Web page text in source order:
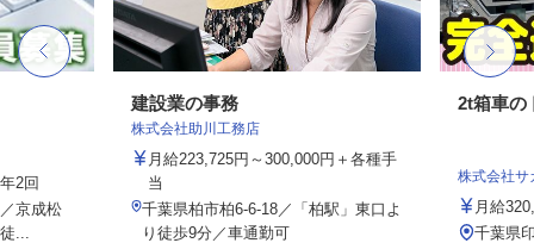
2回
京成松
...
建設業の事務
株式会社助川工務店
月給223,725円～300,000円＋各種手
当
千葉県柏市柏6-6-18／「柏駅」東口よ
り徒歩9分／車通勤可
2t箱車の
株式会社サ
月給
千葉県